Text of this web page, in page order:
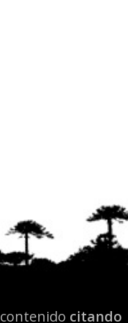
citando